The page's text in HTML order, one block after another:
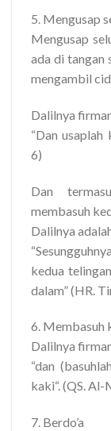
5. Mengusap
Mengusap
ada di tangan
mengambil
Dalilnya
“Dan usaplah
6)
Dan
membasuh
Dalilnya
kedua
dalam” (HR.
6. Membasuh
Dalilnya
“dan
kaki“. (QS. Al-
7. Berdo’a